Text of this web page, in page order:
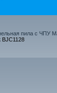
пила с ЧПУ
BJC1128